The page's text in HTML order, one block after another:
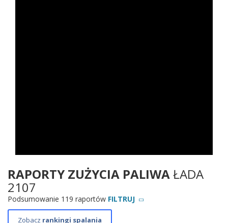
RAPORTY ZUŻYCIA PALIWAŁADA
2107
Podsumowanie 119 raportów FILTRUJ
Zobacz rankingi spalania